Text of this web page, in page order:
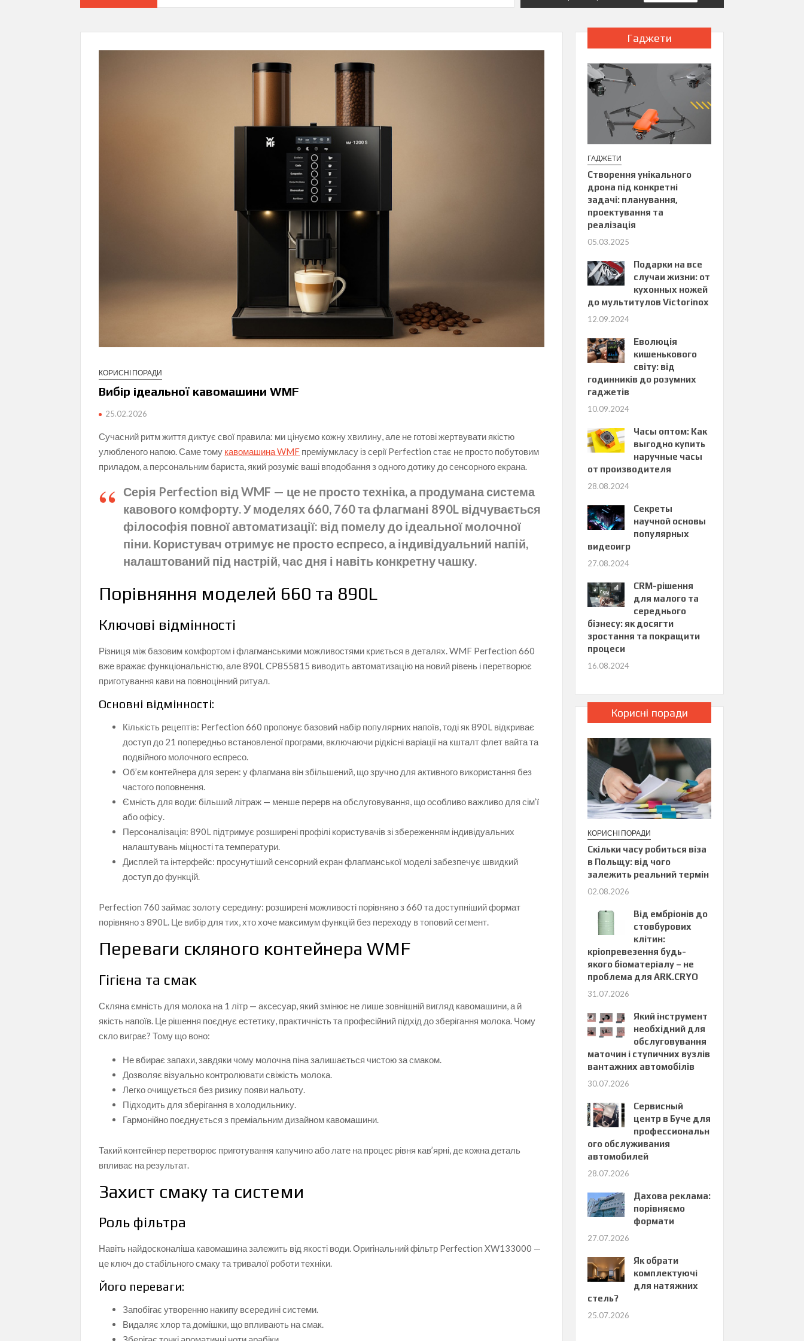
КОРИСНІ ПОРАДИ
Вибір ідеальної кавомашини WMF
25.02.2026
Сучасний ритм життя диктує свої правила: ми цінуємо кожну хвилину, але не готові жертвувати якістю
улюбленого напою. Саме тому кавомашина WMF преміумкласу із серії Perfection стає не просто побутовим
приладом, а персональним бариста, який розуміє ваші вподобання з одного дотику до сенсорного екрана.
Серія Perfection від WMF — це не просто техніка, а продумана система
кавового комфорту. У моделях 660, 760 та флагмані 890L відчувається
філософія повної автоматизації: від помелу до ідеальної молочної
піни. Користувач отримує не просто еспресо, а індивідуальний напій,
налаштований під настрій, час дня і навіть конкретну чашку.
Порівняння моделей 660 та 890L
Ключові відмінності
Різниця між базовим комфортом і флагманськими можливостями криється в деталях. WMF Perfection 660
вже вражає функціональністю, але 890L CP855815 виводить автоматизацію на новий рівень і перетворює
приготування кави на повноцінний ритуал.
Основні відмінності:
Кількість рецептів: Perfection 660 пропонує базовий набір популярних напоїв, тоді як 890L відкриває
доступ до 21 попередньо встановленої програми, включаючи рідкісні варіації на кшталт флет вайта та
подвійного молочного еспресо.
Об’єм контейнера для зерен: у флагмана він збільшений, що зручно для активного використання без
частого поповнення.
Ємність для води: більший літраж — менше перерв на обслуговування, що особливо важливо для сім’ї
або офісу.
Персоналізація: 890L підтримує розширені профілі користувачів зі збереженням індивідуальних
налаштувань міцності та температури.
Дисплей та інтерфейс: просунутіший сенсорний екран флагманської моделі забезпечує швидкий
доступ до функцій.
Perfection 760 займає золоту середину: розширені можливості порівняно з 660 та доступніший формат
порівняно з 890L. Це вибір для тих, хто хоче максимум функцій без переходу в топовий сегмент.
Переваги скляного контейнера WMF
Гігієна та смак
Скляна ємність для молока на 1 літр — аксесуар, який змінює не лише зовнішній вигляд кавомашини, а й
якість напоїв. Це рішення поєднує естетику, практичність та професійний підхід до зберігання молока. Чому
скло виграє? Тому що воно:
Не вбирає запахи, завдяки чому молочна піна залишається чистою за смаком.
Дозволяє візуально контролювати свіжість молока.
Легко очищується без ризику появи нальоту.
Підходить для зберігання в холодильнику.
Гармонійно поєднується з преміальним дизайном кавомашини.
Такий контейнер перетворює приготування капучино або лате на процес рівня кав’ярні, де кожна деталь
впливає на результат.
Захист смаку та системи
Роль фільтра
Навіть найдосконаліша кавомашина залежить від якості води. Оригінальний фільтр Perfection XW133000 —
це ключ до стабільного смаку та тривалої роботи техніки.
Його переваги:
Запобігає утворенню накипу всередині системи.
Видаляє хлор та домішки, що впливають на смак.
Гаджети
ГАДЖЕТИ
Створення унікального
дрона під конкретні
задачі: планування,
проектування та
реалізація
05.03.2025
Подарки на все
случаи жизни: от
кухонных ножей
до мультитулов Victorinox
12.09.2024
Еволюція
кишенькового
світу: від
годинників до розумних
гаджетів
10.09.2024
Часы оптом: Как
выгодно купить
наручные часы
от производителя
28.08.2024
Секреты
научной основы
популярных
видеоигр
27.08.2024
CRM-рішення
для малого та
середнього
бізнесу: як досягти
зростання та покращити
процеси
16.08.2024
Корисні поради
КОРИСНІ ПОРАДИ
Скільки часу робиться віза
в Польщу: від чого
залежить реальний термін
02.08.2026
Від ембріонів до
стовбурових
клітин:
кріопревезення будь-
якого біоматеріалу – не
проблема для ARK.CRYO
31.07.2026
Який інструмент
необхідний для
обслуговування
маточин і ступичних вузлів
вантажних автомобілів
30.07.2026
Сервисный
центр в Буче для
профессиональн
ого обслуживания
автомобилей
28.07.2026
Дахова реклама:
порівняємо
формати
27.07.2026
Як обрати
комплектуючі
для натяжних
стель?
25.07.2026